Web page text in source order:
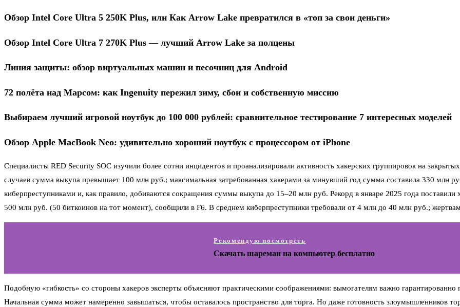
Обзор Intel Core Ultra 5 250K Plus, или Как Arrow Lake превратился в «топ за свои деньги»
Обзор Intel Core Ultra 7 270K Plus — лучший Arrow Lake за полцены
Линия защиты: обзор виртуальных машин и песочниц для Android
72 полёта над Марсом: как Ingenuity пережил зиму, сбои и собственную миссию
Выбираем лучший игровой ноутбук до 100 000 рублей: сравнительное тестирование 7 интересных моделей
Обзор Apple MacBook Neo: удивительно хороший ноутбук с процессором от iPhone
Специалисты RED Security SOC изучили более сотни инцидентов и проанализировали активность хакерских группировок на
случаев сумма выкупа превышает 100 млн руб.; максимальная затребованная хакерами за минувший год сумма составила 330 млн
киберпреступниками и, как правило, добиваются сокращения суммы выкупа до 15–20 млн руб. Рекорд в январе 2025 года
500 млн руб. (50 биткоинов на тот момент), сообщили в F6. В среднем киберпреступники требовали от 4 млн до 40 млн руб.;
Рекомендую посмотреть
Скачать шареман на компьютер бесплатно
Подобную «гибкость» со стороны хакеров эксперты объясняют практическими соображениями: вымогателям важно гарантированно
Начальная сумма может намеренно завышаться, чтобы оставалось пространство для торга. Но даже готовность злоумышленников